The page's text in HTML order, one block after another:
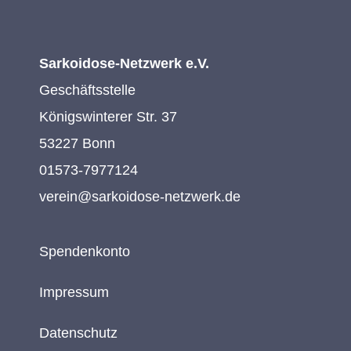
Sarkoidose-Netzwerk e.V.
Geschäftsstelle
Königswinterer Str. 37
53227 Bonn
01573-7977124
verein@sarkoidose-netzwerk.de
Spendenkonto
Impressum
Datenschutz